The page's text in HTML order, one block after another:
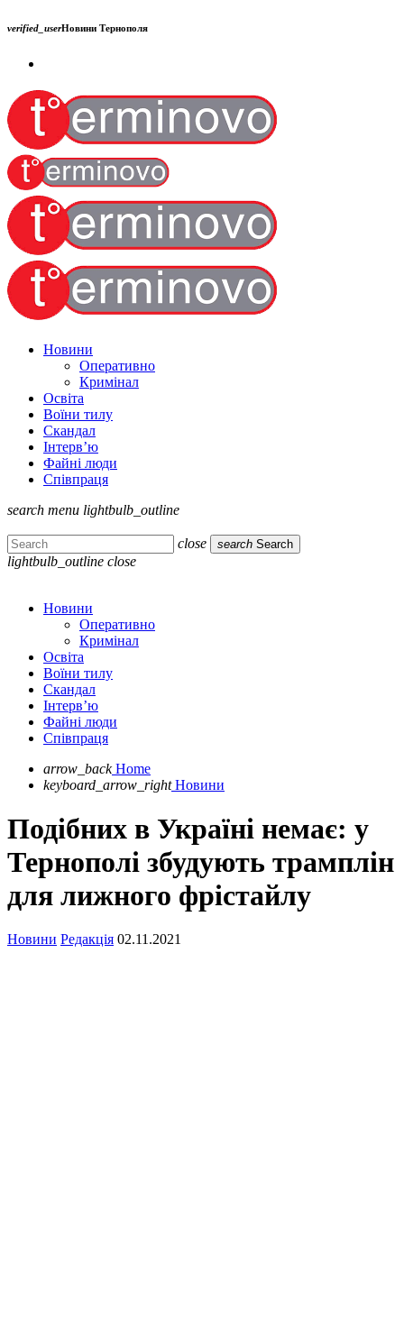
verified_userНовини Тернополя
Новини
Оперативно
Кримінал
Освіта
Воїни тилу
Скандал
Інтерв’ю
Файні люди
Співпраця
search menu lightbulb_outline
close search Search
lightbulb_outline close
Новини
Оперативно
Кримінал
Освіта
Воїни тилу
Скандал
Інтерв’ю
Файні люди
Співпраця
arrow_back Home
keyboard_arrow_right Новини
Подібних в Україні немає: у
Тернополі збудують трамплін
для лижного фрістайлу
Новини Редакція 02.11.2021